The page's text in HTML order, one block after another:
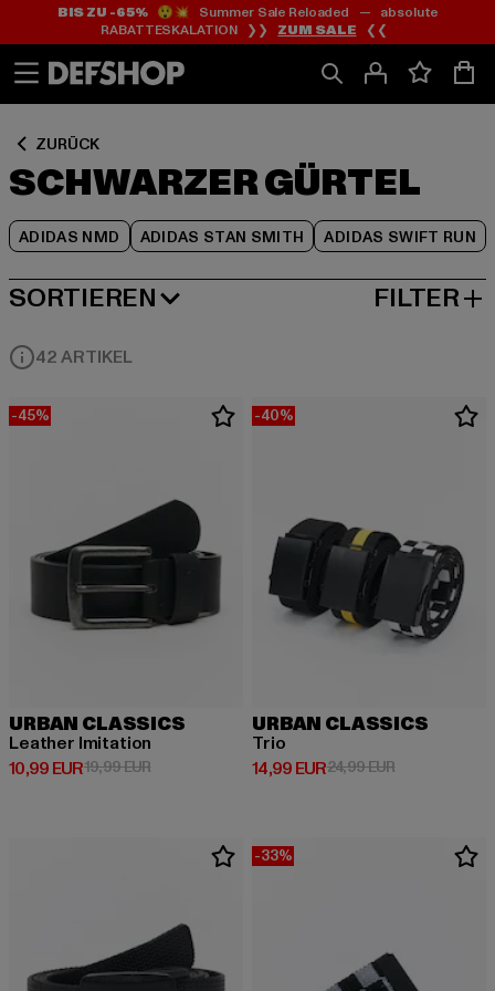
Zum
Inhalt
springen
Zum
Fußzeile
springen
BIS ZU -65%😲💥 Summer Sale Reloaded — absolute
RABATTESKALATION ❯❯ ZUM SALE ❮❮
ZURÜCK
SCHWARZER GÜRTEL
ADIDAS NMD ADIDAS STAN SMITH ADIDAS SWIFT RUN
Zum
Produktraster
springen
SORTIEREN
BELIEBTESTE FILTER
42 ARTIKEL
-45%
URBAN CLASSICS
Leather Imitation
10,99 EUR
Derzeitiger Preis: 10,99 EUR
19,99 EURAktionspreis: 19,99 EUR
-40%
URBAN CLASSICS
Trio
14,99 EUR
Derzeitiger Preis: 14,99 EUR
24,99 EURAktionspreis:
-33%